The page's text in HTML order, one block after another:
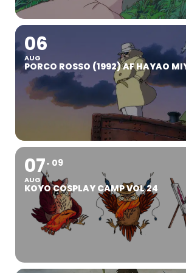
06
AUG
PORCO ROSSO (1992) AF HAYAO
07
AUG
09
KOYO COSPLAY CAMP VOL 24